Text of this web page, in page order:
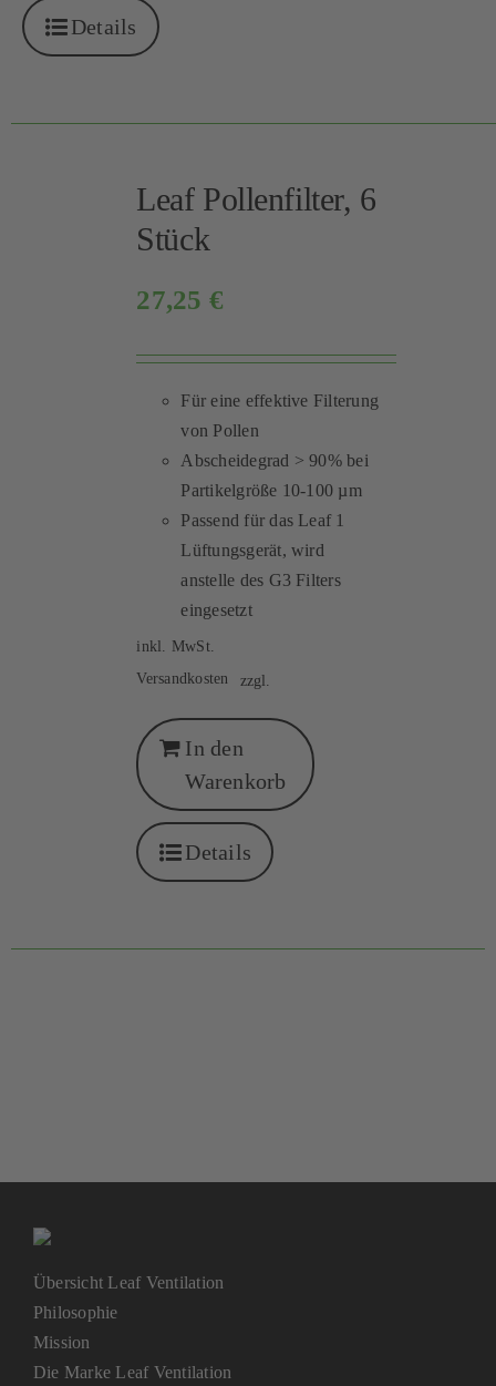
Details
Leaf Pollenfilter, 6
Stück
27,25 €
Für eine effektive Filterung
von Pollen
Abscheidegrad > 90% bei
Partikelgröße 10-100 µm
Passend für das Leaf 1
Lüftungsgerät, wird
anstelle des G3 Filters
eingesetzt
inkl. MwSt.
zzgl.
Versandkosten
In den
Warenkorb
Details
Übersicht Leaf Ventilation
Philosophie
Mission
Die Marke Leaf Ventilation